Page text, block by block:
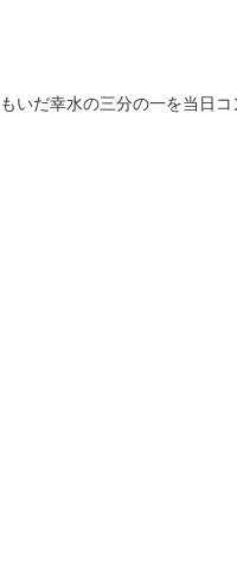
もいだ幸水の三分の一を当日